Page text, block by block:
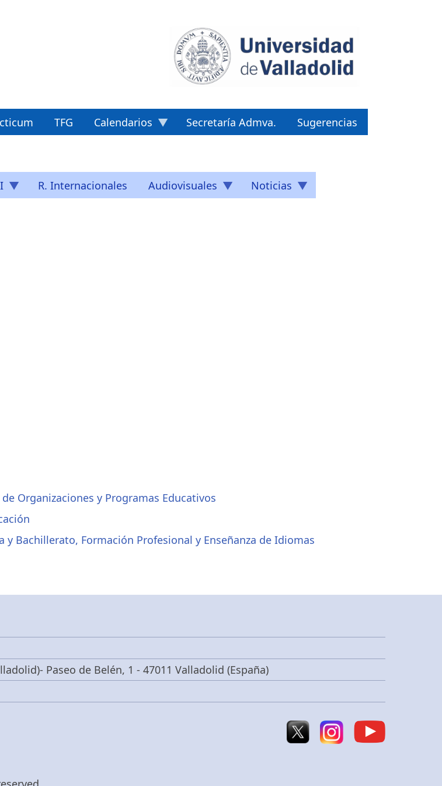
TFG Calendarios Secretaría Admva.
Sugerencias
R. Internacionales Audiovisuales
Noticias
Organizaciones y Programas Educativos
Bachillerato, Formación Profesional y Enseñanza de Idiomas
Paseo de Belén, 1 - 47011 Valladolid (España)